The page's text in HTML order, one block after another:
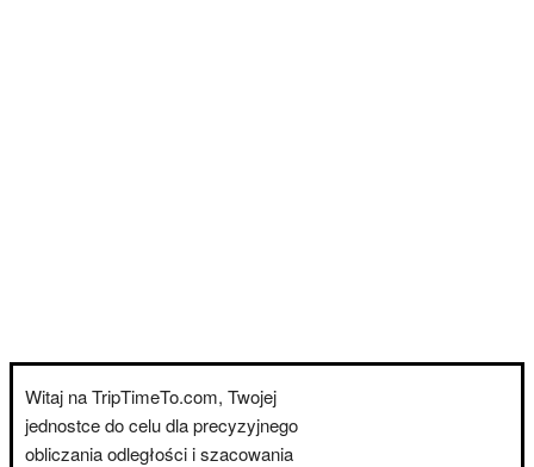
Witaj na TripTimeTo.com, Twojej
jednostce do celu dla precyzyjnego
obliczania odległości i szacowania